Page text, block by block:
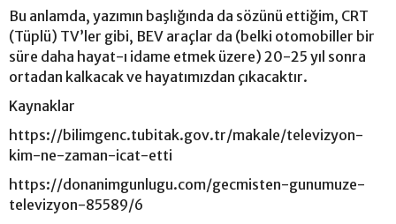
Bu anlamda, yazımın başlığında da sözünü ettiğim, CRT
(Tüplü) TV’ler gibi, BEV araçlar da (belki otomobiller bir
süre daha hayat-ı idame etmek üzere) 20-25 yıl sonra
ortadan kalkacak ve hayatımızdan çıkacaktır.
Kaynaklar
https://bilimgenc.tubitak.gov.tr/makale/televizyon-
kim-ne-zaman-icat-etti
https://donanimgunlugu.com/gecmisten-gunumuze-
televizyon-85589/6